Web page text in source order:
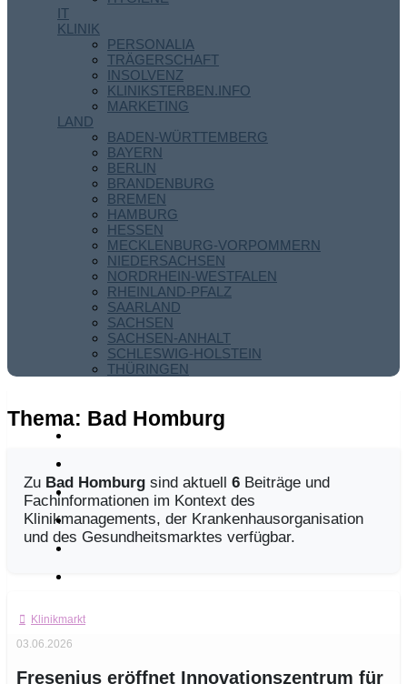
IT
KLINIK
PERSONALIA
TRÄGERSCHAFT
INSOLVENZ
KLINIKSTERBEN.INFO
MARKETING
LAND
BADEN-WÜRTTEMBERG
BAYERN
BERLIN
BRANDENBURG
BREMEN
HAMBURG
HESSEN
MECKLENBURG-VORPOMMERN
NIEDERSACHSEN
NORDRHEIN-WESTFALEN
RHEINLAND-PFALZ
SAARLAND
SACHSEN
SACHSEN-ANHALT
SCHLESWIG-HOLSTEIN
THÜRINGEN
Thema: Bad Homburg
Zu Bad Homburg sind aktuell 6 Beiträge und
Fachinformationen im Kontext des
Klinikmanagements, der Krankenhausorganisation
und des Gesundheitsmarktes verfügbar.
Klinikmarkt
03.06.2026
Fresenius eröffnet Innovationszentrum für